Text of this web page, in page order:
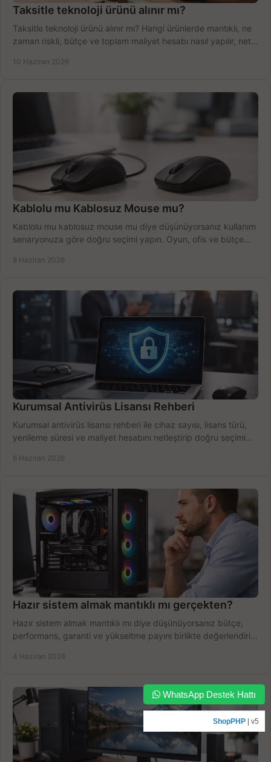
Taksitle teknoloji ürünü alınır mı?
Taksitle teknoloji ürünü alınır mı? Hangi ürünlerde mantıklı, ne
zaman riskli, bütçe ve toplam maliyet hesabı nasıl yapılır, net
10 Haziran 2026
Kablolu mu Kablosuz Mouse mu?
Kablolu mu kablosuz mouse mu diye düşünüyorsanız kullanım
senaryonuza göre doğru seçimi yapın. Oyun, ofis ve bütçe
8 Haziran 2026
Kurumsal Antivirüs Lisansı Rehberi
Kurumsal antivirüs lisansı rehberi ile cihaz sayısı, lisans türü,
yenileme süresi ve maliyet hesabını netleştirip doğru seçimi
6 Haziran 2026
Hazır sistem almak mantıklı mı gerçekten?
Hazır sistem almak mantıklı mı diye düşünüyorsanız bütçe,
performans, garanti ve yükseltme payını birlikte değerlendirin,
4 Haziran 2026
WhatsApp Destek Hattı
ShopPHP | v5